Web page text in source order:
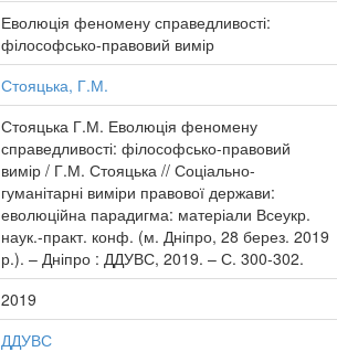
Еволюція феномену справедливості:
філософсько-правовий вимір
Стояцька, Г.М.
Стояцька Г.М. Еволюція феномену
справедливості: філософсько-правовий
вимір / Г.М. Стояцька // Соціально-
гуманітарні виміри правової держави:
еволюційна парадигма: матеріали Всеукр.
наук.-практ. конф. (м. Дніпро, 28 берез. 2019
р.). – Дніпро : ДДУВС, 2019. – С. 300-302.
2019
ДДУВС